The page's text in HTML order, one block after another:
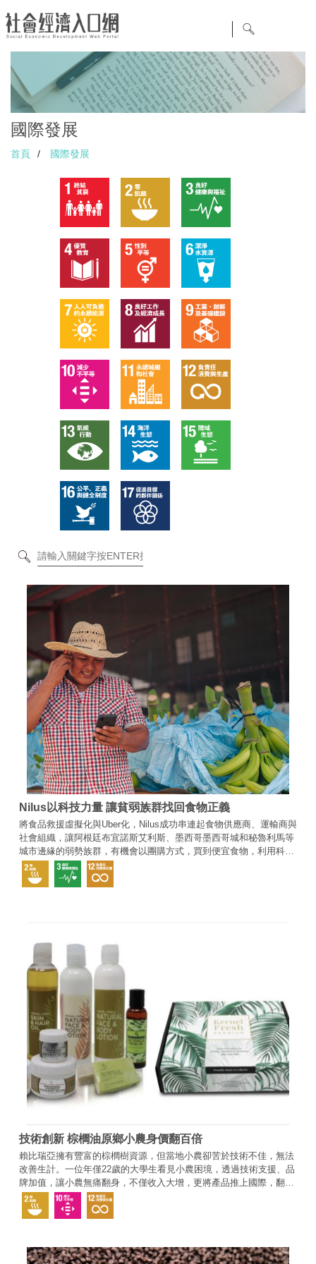
國際發展
首頁 / 國際發展
Nilus以科技力量 讓貧弱族群找回食物正義
將食品救援虛擬化與Uber化，Nilus成功串連起食物供應商、運輸商與
社會組織，讓阿根廷布宜諾斯艾利斯、墨西哥墨西哥城和秘魯利馬等
城市邊緣的弱勢族群，有機會以團購方式，買到便宜食物，利用科技
的力量解決糧食分配不均問題，不但發掘出隱藏的商機，也改善了食
品供應鏈的低效與浪費問題。
技術創新 棕櫚油原鄉小農身價翻百倍
賴比瑞亞擁有豐富的棕櫚樹資源，但當地小農卻苦於技術不佳，無法
改善生計。一位年僅22歲的大學生看見小農困境，透過技術支援、品
牌加值，讓小農無痛翻身，不僅收入大增，更將產品推上國際，翻轉
產業趨勢。